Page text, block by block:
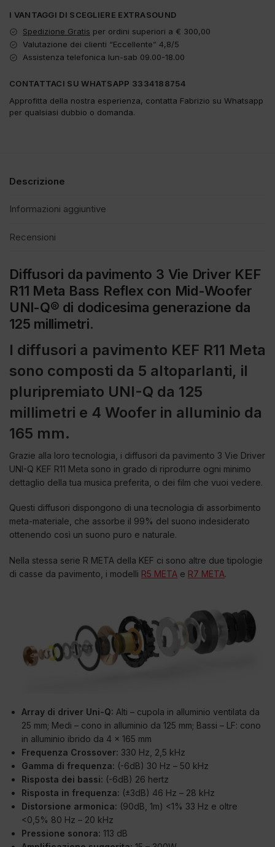
I VANTAGGI DI SCEGLIERE EXTRASOUND
Spedizione Gratis per ordini superiori a € 300,00
Valutazione dei clienti “Eccellente” 4,8/5
Assistenza telefonica lun-sab 09.00-18.00
CONTATTACI SU WHATSAPP 3334188754
Approfitta della nostra esperienza, contatta Fabrizio su Whatsapp
per qualsiasi dubbio o domanda.
Descrizione
Informazioni aggiuntive
Recensioni
Diffusori da pavimento 3 Vie Driver KEF
R11 Meta Bass Reflex con Mid-Woofer
UNI-Q® di dodicesima generazione da
125 millimetri.
I diffusori a pavimento KEF R11 Meta
sono composti da 5 altoparlanti, il
pluripremiato UNI-Q da 125
millimetri e 4 Woofer in alluminio da
165 mm.
Grazie alla loro tecnologia, i diffusori da pavimento 3 Vie Driver
UNI-Q KEF R11 Meta sono in grado di riprodurre ogni minimo
dettaglio della tua musica preferita, o dei film che vuoi vedere.
Questi diffusori dispongono di una tecnologia di assorbimento
meta-materiale, che assorbe il 99% del suono indesiderato
ottenendo così un suono puro e naturale.
Nella stessa serie R META della KEF ci sono altre due tipologie
di casse da pavimento, i modelli R5 META e R7 META.
Array di driver Uni-Q: Alti – cupola in alluminio ventilata da
25 mm; Medi – cono in alluminio da 125 mm; Bassi – LF: cono
in alluminio ibrido da 4 x 165 mm
Frequenza Crossover: 330 Hz, 2,5 kHz
Gamma di frequenza: (-6dB) 30 Hz – 50 kHz
Risposta dei bassi: (-6dB) 26 hertz
Risposta in frequenza: (±3dB) 46 Hz – 28 kHz
Distorsione armonica: (90dB, 1m) <1% 33 Hz e oltre
<0,5% 80 Hz – 20 kHz
Pressione sonora: 113 dB